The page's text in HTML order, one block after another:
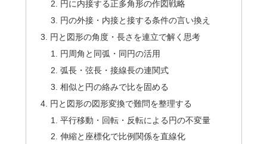
円に内接する正多角形の作図戦略
円の外接・内接と接する条件の言い換え
円と図形の角度・長さを連立で解く思考
円周角と同弧・同円の活用
弧長・弦長・接線長の連関式
相似と円の絡みで比を固める
円と図形の図形変換で難問を整理する
平行移動・回転・反転による円の不変量
伸縮と座標化で比例関係を直線化